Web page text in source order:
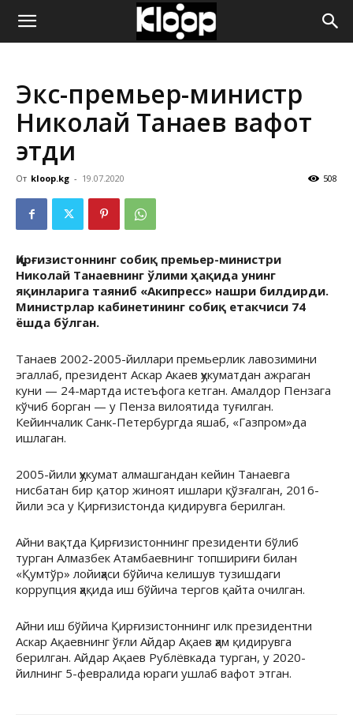
ҚИРҒИЗИСТОН
ЯНГИЛИКЛАРИ
Экс-премьер-министр
Николай Танаев вафот
этди
От kloop.kg - 19.07.2020 508
Қирғизистоннинг собиқ премьер-министри
Николай Танаевнинг ўлими ҳақида унинг
яқинларига таяниб «Акипресс» нашри билдирди.
Министрлар кабинетининг собиқ етакчиси 74
ёшда бўлган.
Танаев 2002-2005-йиллари премьерлик лавозимини
эгаллаб, президент Аскар Акаев ҳукуматдан ажраган
куни — 24-мартда истеъфога кетган. Амалдор Пензага
кўчиб борган — у Пенза вилоятида туғилган.
Кейинчалик Санк-Петербургда яшаб, «Газпром»да
ишлаган.
2005-йили ҳукумат алмашгандан кейин Танаевга
нисбатан бир қатор жиноят ишлари қўзғалган, 2016-
йили эса у Қирғизистонда қидирувга берилган.
Айни вақтда Қирғизистоннинг президенти бўлиб
турган Алмазбек Атамбаевнинг топшириғи билан
«Қумтўр» лойиҳаси бўйича келишув тузишдаги
коррупция ҳақида иш бўйича тергов қайта очилган.
Айни иш бўйича Қирғизистоннинг илк президентни
Аскар Ақаевнинг ўғли Айдар Ақаев ҳам қидирувга
берилган. Айдар Ақаев Рублёвкада турган, у 2020-
йилнинг 5-февралида юраги ушлаб вафот этган.